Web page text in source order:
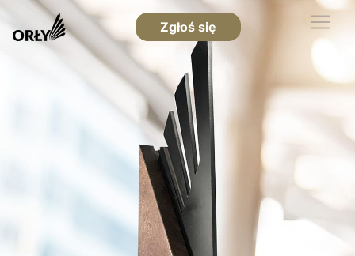
Zgłoś się